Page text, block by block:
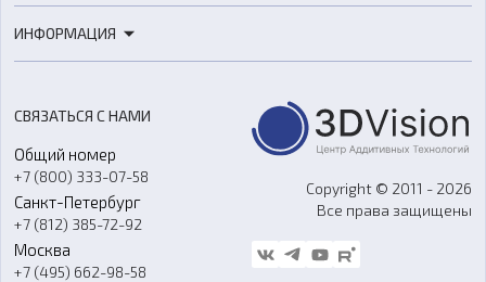
Расходные материалы
Оборудование и материалы для вакуумного литья
Аксессуары и прочее оборудование
Программное обеспечение
3D-моделирование
Ремонт и услуги
ИНФОРМАЦИЯ
О компании
Контакты
Гос. закупки
Стать дилером
Блог
СВЯЗАТЬСЯ С НАМИ
Общий номер
+7 (800) 333-07-58
Санкт-Петербург
+7 (812) 385-72-92
Москва
+7 (495) 662-98-58
Copyright © 2011 - 2026
Все права защищены